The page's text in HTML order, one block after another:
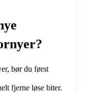
bør du først
fjerne løse biter.